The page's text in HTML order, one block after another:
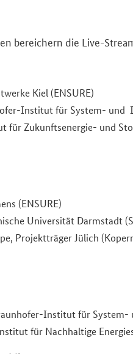
bereichern die Live-
Kiel (ENSURE)
Institut für System- und
für Zukunftsenergie- und
(ENSURE)
Universität Darmstadt
Projektträger Jülich
Institut für
für Nachhaltige